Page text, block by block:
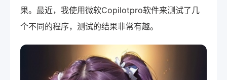
果。最近，我使用微软Copilotpro软件来测试了几
个不同的程序，测试的结果非常有趣。